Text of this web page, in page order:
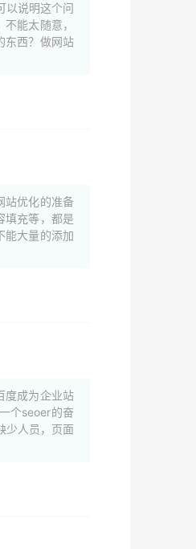
以说明这个问
能太随意，
东西？做网站
站优化的准备
填充等，都是
能大量的添加
度成为企业站
个seoer的奋
少人员，页面